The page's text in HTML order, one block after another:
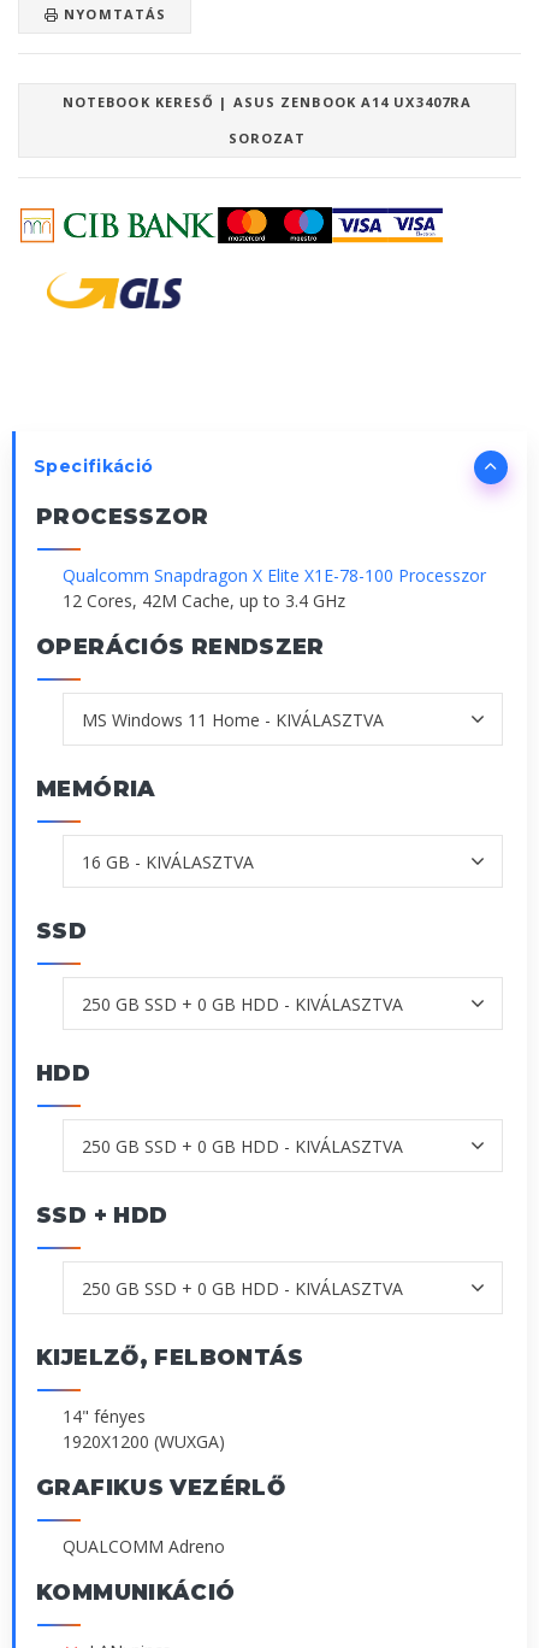
NYOMTATÁS
NOTEBOOK KERESŐ | ASUS ZENBOOK A14 UX3407RA
SOROZAT
Specifikáció
PROCESSZOR
Qualcomm Snapdragon X Elite X1E-78-100 Processzor
12 Cores, 42M Cache, up to 3.4 GHz
OPERÁCIÓS RENDSZER
MEMÓRIA
SSD
HDD
SSD + HDD
KIJELZŐ, FELBONTÁS
14" fényes
1920X1200 (WUXGA)
GRAFIKUS VEZÉRLŐ
QUALCOMM Adreno
KOMMUNIKÁCIÓ